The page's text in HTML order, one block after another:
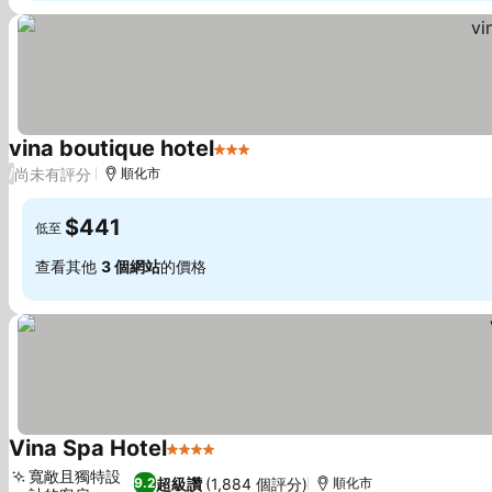
vina boutique hotel3 星級
/尚未有評分 順化市
低至 $441
查看其他 3 個網站的價格
Vina Spa Hotel4 星級
9.2超級讚 (1,884 個評分)
寬敞且獨特設
順化市